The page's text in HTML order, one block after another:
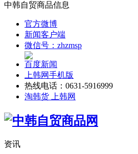
中韩自贸商品信息
官方微博
新闻客户端
微信号：zhzmsp
百度新闻
上韩网手机版
热线电话：0631-5916999
淘韩货 上韩网
资讯